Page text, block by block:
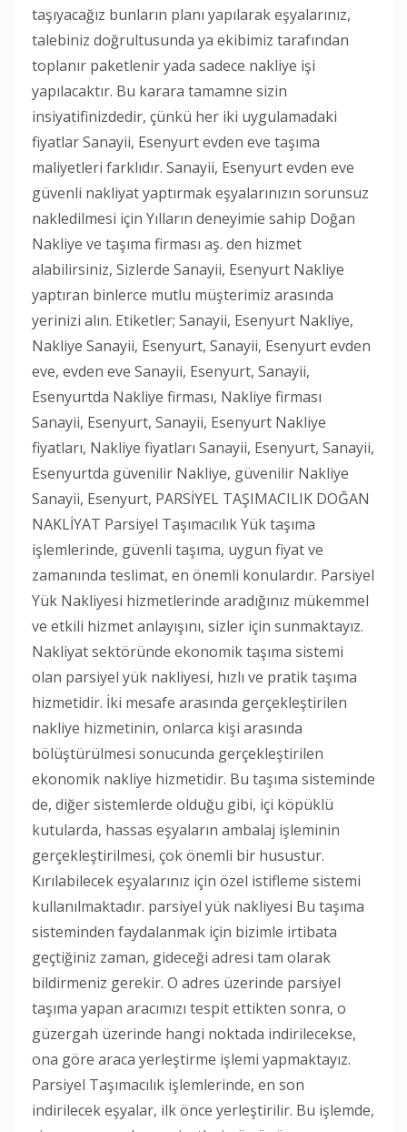
taşıyacağız bunların planı yapılarak eşyalarınız,
talebiniz doğrultusunda ya ekibimiz tarafından
toplanır paketlenir yada sadece nakliye işi
yapılacaktır. Bu karara tamamne sizin
insiyatifinizdedir, çünkü her iki uygulamadaki
fiyatlar Sanayii, Esenyurt evden eve taşıma
maliyetleri farklıdır. Sanayii, Esenyurt evden eve
güvenli nakliyat yaptırmak eşyalarınızın sorunsuz
nakledilmesi için Yılların deneyimie sahip Doğan
Nakliye ve taşıma firması aş. den hizmet
alabilirsiniz, Sizlerde Sanayii, Esenyurt Nakliye
yaptıran binlerce mutlu müşterimiz arasında
yerinizi alın. Etiketler; Sanayii, Esenyurt Nakliye,
Nakliye Sanayii, Esenyurt, Sanayii, Esenyurt evden
eve, evden eve Sanayii, Esenyurt, Sanayii,
Esenyurtda Nakliye firması, Nakliye firması
Sanayii, Esenyurt, Sanayii, Esenyurt Nakliye
fiyatları, Nakliye fiyatları Sanayii, Esenyurt, Sanayii,
Esenyurtda güvenilir Nakliye, güvenilir Nakliye
Sanayii, Esenyurt, PARSİYEL TAŞIMACILIK DOĞAN
NAKLİYAT Parsiyel Taşımacılık Yük taşıma
işlemlerinde, güvenli taşıma, uygun fiyat ve
zamanında teslimat, en önemli konulardır. Parsiyel
Yük Nakliyesi hizmetlerinde aradığınız mükemmel
ve etkili hizmet anlayışını, sizler için sunmaktayız.
Nakliyat sektöründe ekonomik taşıma sistemi
olan parsiyel yük nakliyesi, hızlı ve pratik taşıma
hizmetidir. İki mesafe arasında gerçekleştirilen
nakliye hizmetinin, onlarca kişi arasında
bölüştürülmesi sonucunda gerçekleştirilen
ekonomik nakliye hizmetidir. Bu taşıma sisteminde
de, diğer sistemlerde olduğu gibi, içi köpüklü
kutularda, hassas eşyaların ambalaj işleminin
gerçekleştirilmesi, çok önemli bir husustur.
Kırılabilecek eşyalarınız için özel istifleme sistemi
kullanılmaktadır. parsiyel yük nakliyesi Bu taşıma
sisteminden faydalanmak için bizimle irtibata
geçtiğiniz zaman, gideceği adresi tam olarak
bildirmeniz gerekir. O adres üzerinde parsiyel
taşıma yapan aracımızı tespit ettikten sonra, o
güzergah üzerinde hangi noktada indirilecekse,
ona göre araca yerleştirme işlemi yapmaktayız.
Parsiyel Taşımacılık işlemlerinde, en son
indirilecek eşyalar, ilk önce yerleştirilir. Bu işlemde,